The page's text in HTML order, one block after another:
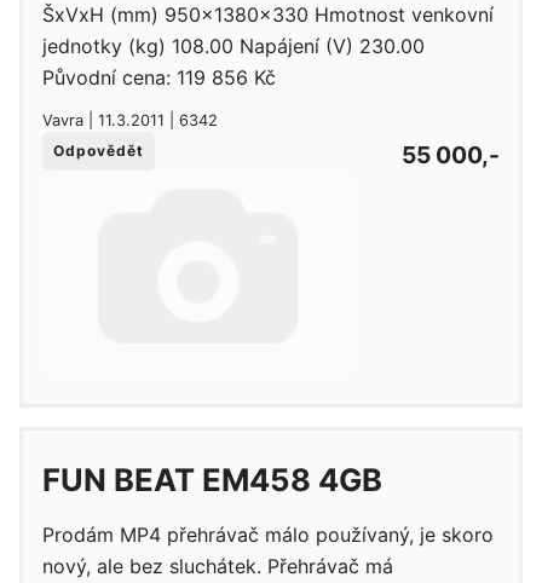
ŠxVxH (mm) 950x1380x330 Hmotnost venkovní
jednotky (kg) 108.00 Napájení (V) 230.00
Původní cena: 119 856 Kč
Vavra | 11.3.2011 | 6342
Odpovědět
55 000,-
FUN BEAT EM458 4GB
Prodám MP4 přehrávač málo používaný, je skoro
nový, ale bez sluchátek. Přehrávač má